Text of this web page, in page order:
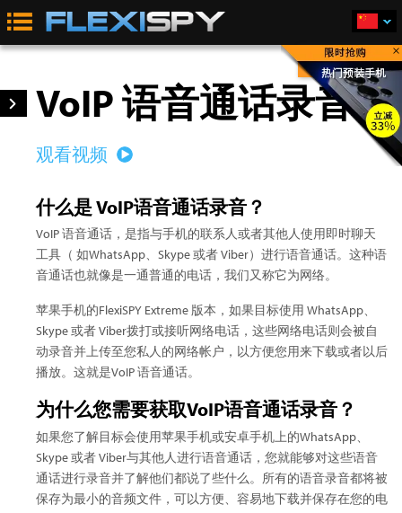
立即购买 ×
VoIP 语音通话录音
观看视频
什么是 VoIP语音通话录音？
VoIP 语音通话，是指与手机的联系人或者其他人使用即时聊天
工具（ 如WhatsApp、Skype 或者 Viber）进行语音通话。这种语
音通话也就像是一通普通的电话，我们又称它为网络。
苹果手机的FlexiSPY Extreme 版本，如果目标使用 WhatsApp、
Skype 或者 Viber拨打或接听网络电话，这些网络电话则会被自
动录音并上传至您私人的网络帐户，以方便您用来下载或者以后
播放。这就是VoIP 语音通话。
为什么您需要获取VoIP语音通话录音？
如果您了解目标会使用苹果手机或安卓手机上的WhatsApp、
Skype 或者 Viber与其他人进行语音通话，您就能够对这些语音
通话进行录音并了解他们都说了些什么。所有的语音录音都将被
保存为最小的音频文件，可以方便、容易地下载并保存在您的电